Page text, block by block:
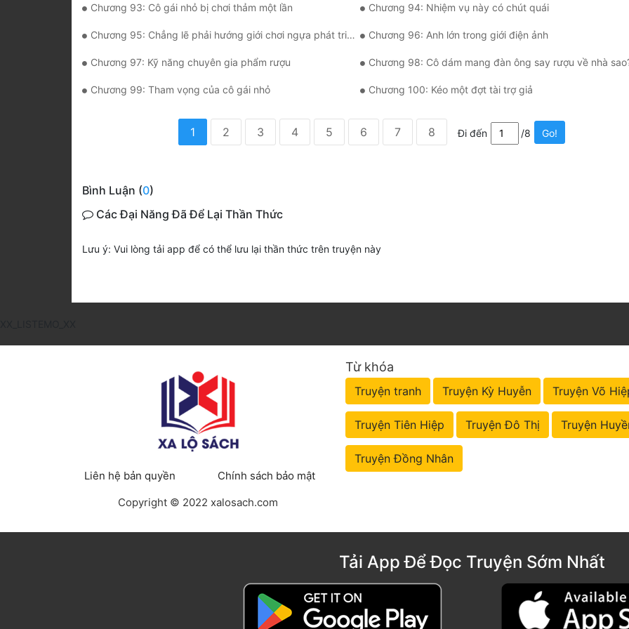
Chương 93: Cô gái nhỏ bị chơi thảm một lần Chương 94: Nhiệm vụ này có chút quái
Chương 95: Chẳng lẽ phải hướng giới chơi ngựa phát triển? Chương 96: Anh lớn trong giới điện ảnh
Chương 97: Kỹ năng chuyên gia phẩm rượu Chương 98: Cô dám mang đàn ông say rượu về nhà
Chương 99: Tham vọng của cô gái nhỏ Chương 100: Kéo một đợt tài trợ giả
1 2 3 4 5 6 7 8 Đi đến /8 Go!
Bình Luận (0)
Các Đại Năng Đã Để Lại Thần Thức
Lưu ý: Vui lòng tải app để có thể lưu lại thần thức trên truyện này
Liên hệ bản quyền
Chính sách bảo mật
Copyright © 2022 xalosach.com
Từ khóa
Truyện tranh Truyện Kỳ Huyễn Truyện Võ
Truyện Tiên Hiệp Truyện Đô Thị Truyện
Truyện Đồng Nhân
Tải App Để Đọc Truyện Sớm Nhất